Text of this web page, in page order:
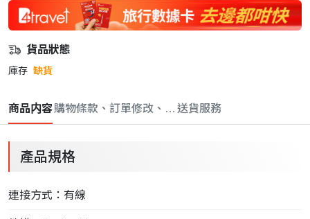
貨品狀態
庫存 缺貨
商品内容購物條款、訂單修改、取消與退款政策
送貨服務
產品規格
連接方式：有線